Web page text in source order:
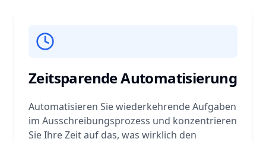
Zeitsparende Automatisierung
Automatisieren Sie wiederkehrende Aufgaben
im Ausschreibungsprozess und konzentrieren
Sie Ihre Zeit auf das, was wirklich den